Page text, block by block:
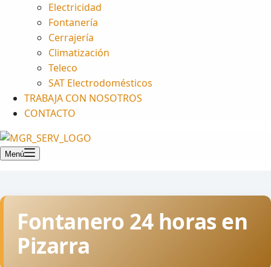
Electricidad
Fontanería
Cerrajería
Climatización
Teleco
SAT Electrodomésticos
TRABAJA CON NOSOTROS
CONTACTO
Menú
Fontanero 24 horas en
Pizarra